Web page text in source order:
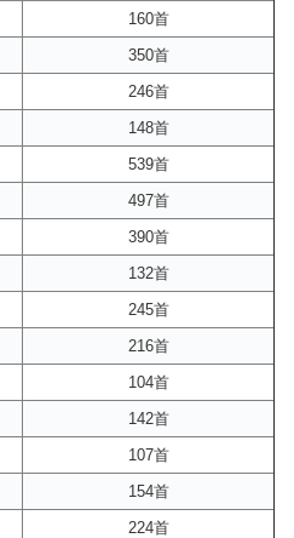
160首
350首
246首
148首
539首
497首
390首
132首
245首
216首
104首
142首
107首
154首
224首